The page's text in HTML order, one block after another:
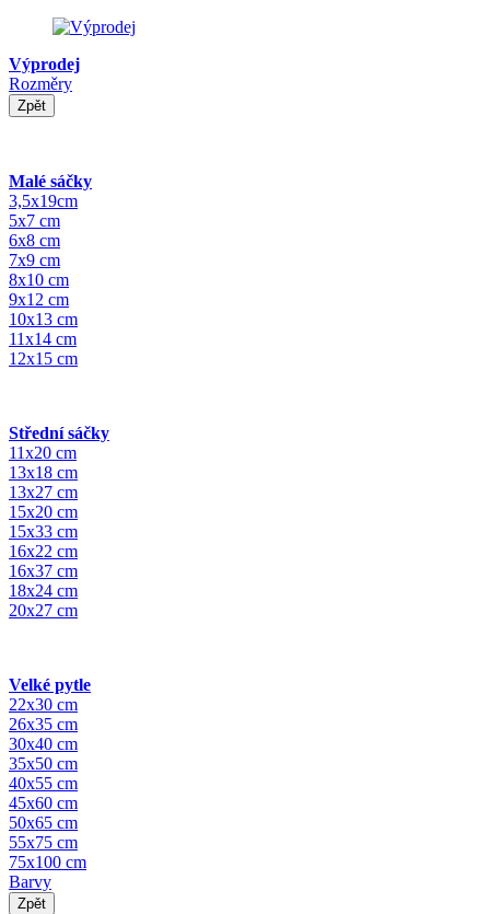
Výprodej
Rozměry
Zpět
Malé sáčky
3,5x19cm
5x7 cm
6x8 cm
7x9 cm
8x10 cm
9x12 cm
10x13 cm
11x14 cm
12x15 cm
Střední sáčky
11x20 cm
13x18 cm
13x27 cm
15x20 cm
15x33 cm
16x22 cm
16x37 cm
18x24 cm
20x27 cm
Velké pytle
22x30 cm
26x35 cm
30x40 cm
35x50 cm
40x55 cm
45x60 cm
50x65 cm
55x75 cm
75x100 cm
Barvy
Zpět